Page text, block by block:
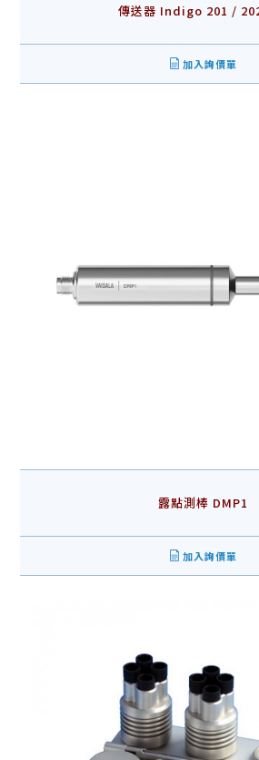
傳送器 Indigo 201 /
加入詢價單
露點測棒 DMP1
加入詢價單